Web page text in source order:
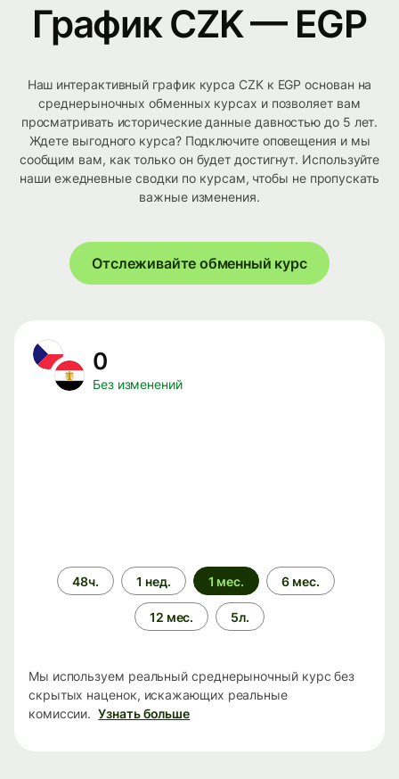
График CZK — EGP
Наш интерактивный график курса CZK к EGP основан на
среднерыночных обменных курсах и позволяет вам
просматривать исторические данные давностью до 5 лет.
Ждете выгодного курса? Подключите оповещения и мы
сообщим вам, как только он будет достигнут. Используйте
наши ежедневные сводки по курсам, чтобы не пропускать
важные изменения.
Отслеживайте обменный курс
0
Без изменений
Период
времени
48ч. 1 нед. 1 мес. 6 мес.
12 мес. 5л.
Мы используем реальный среднерыночный курс без
скрытых наценок, искажающих реальные
комиссии. Узнать больше